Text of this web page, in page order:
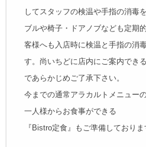
してスタッフの検温や手指の消毒
ブルや椅子・ドアノブなども定期
客様へも入店時に検温と手指の消
す。尚いちどに店内にご案内でき
であらかじめご了承下さい。
今までの通常アラカルトメニュー
一人様からお食事ができる
『Bistro定食』もご準備しておりま